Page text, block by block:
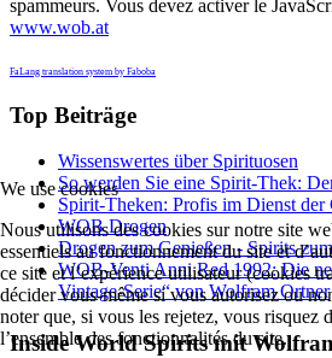
spammeurs. Vous devez activer le
www.wob.at
FaLang translation system by Faboba
Top Beiträge
Wissenswertes über Spirituosen
So werden Sie eine Spirit-Thek:
Spirit-Theken: Profis im Dienst der
WOB Drogen
Drogen zum Genießen - Spirits
WOB-Venti Anni Red 1992: Die
Vintage-Serie“ von Wolfram Ortner
Inside World Spirits mit
We use cookies
Nous utilisons des cookies sur notre site
essentiels au fonctionnement du site et
ce site et l’expérience utilisateur (cookies
décider vous-même si vous autorisez ou
noter que, si vous les rejetez, vous risquez
l’ensemble des fonctionnalités du site.